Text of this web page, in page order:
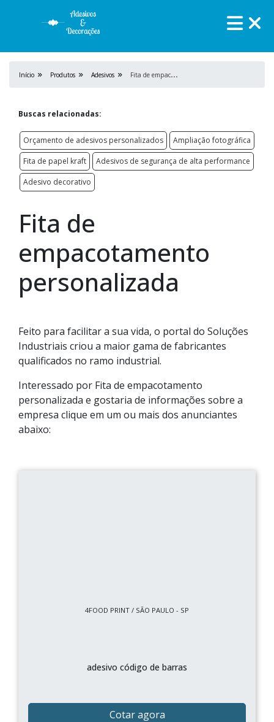
Início Produtos Adesivos F
ita de empacotamento personalizada
Buscas relacionadas:
Orçamento de adesivos personalizados
Ampliação fotográfica
Fita de papel kraft
Adesivos de segurança de alta performance
Adesivo decorativo
Fita de
empacotamento
personalizada
Feito para facilitar a sua vida, o portal do Soluções
Industriais criou a maior gama de fabricantes
qualificados no ramo industrial.
Interessado por Fita de empacotamento
personalizada e gostaria de informações sobre a
empresa clique em um ou mais dos anunciantes
abaixo:
4FOOD PRINT / SÃO PAULO - SP
adesivo código de barras
Cotar agora